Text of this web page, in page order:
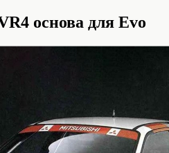
основа для Evo